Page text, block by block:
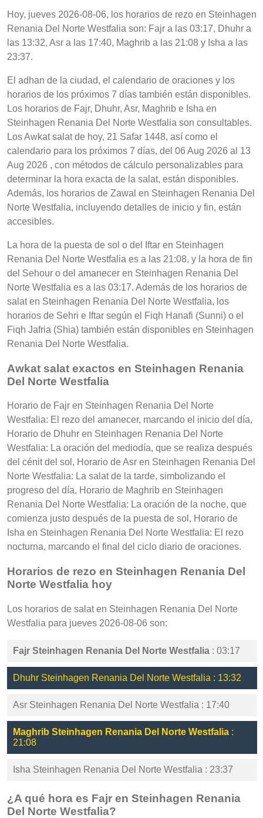
Hoy, jueves 2026-08-06, los horarios de rezo en Steinhagen
Renania Del Norte Westfalia son: Fajr a las 03:17, Dhuhr a
las 13:32, Asr a las 17:40, Maghrib a las 21:08 y Isha a las
23:37.
El adhan de la ciudad, el calendario de oraciones y los
horarios de los próximos 7 días también están disponibles.
Los horarios de Fajr, Dhuhr, Asr, Maghrib e Isha en
Steinhagen Renania Del Norte Westfalia son consultables.
Los Awkat salat de hoy, 21 Safar 1448, así como el
calendario para los próximos 7 días, del 06 Aug 2026 al 13
Aug 2026 , con métodos de cálculo personalizables para
determinar la hora exacta de la salat, están disponibles.
Además, los horarios de Zawal en Steinhagen Renania Del
Norte Westfalia, incluyendo detalles de inicio y fin, están
accesibles.
La hora de la puesta de sol o del Iftar en Steinhagen
Renania Del Norte Westfalia es a las 21:08, y la hora de fin
del Sehour o del amanecer en Steinhagen Renania Del
Norte Westfalia es a las 03:17. Además de los horarios de
salat en Steinhagen Renania Del Norte Westfalia, los
horarios de Sehri e Iftar según el Fiqh Hanafi (Sunni) o el
Fiqh Jafria (Shia) también están disponibles en Steinhagen
Renania Del Norte Westfalia.
Awkat salat exactos en Steinhagen Renania
Del Norte Westfalia
Horario de Fajr en Steinhagen Renania Del Norte
Westfalia: El rezo del amanecer, marcando el inicio del día,
Horario de Dhuhr en Steinhagen Renania Del Norte
Westfalia: La oración del mediodía, que se realiza después
del cénit del sol, Horario de Asr en Steinhagen Renania Del
Norte Westfalia: La salat de la tarde, simbolizando el
progreso del día, Horario de Maghrib en Steinhagen
Renania Del Norte Westfalia: La oración de la noche, que
comienza justo después de la puesta de sol, Horario de
Isha en Steinhagen Renania Del Norte Westfalia: El rezo
nocturna, marcando el final del ciclo diario de oraciones.
Horarios de rezo en Steinhagen Renania Del
Norte Westfalia hoy
Los horarios de salat en Steinhagen Renania Del Norte
Westfalia para jueves 2026-08-06 son:
Fajr Steinhagen Renania Del Norte Westfalia : 03:17
Dhuhr Steinhagen Renania Del Norte Westfalia : 13:32
Asr Steinhagen Renania Del Norte Westfalia : 17:40
Maghrib Steinhagen Renania Del Norte Westfalia :
21:08
Isha Steinhagen Renania Del Norte Westfalia : 23:37
¿A qué hora es Fajr en Steinhagen Renania
Del Norte Westfalia?